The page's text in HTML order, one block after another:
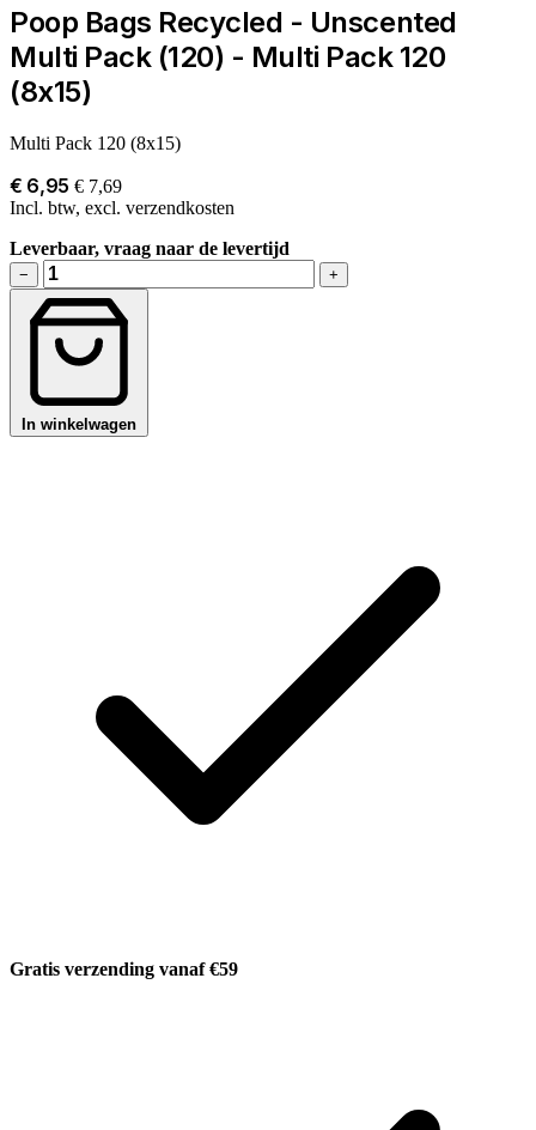
Poop Bags Recycled - Unscented
Multi Pack (120) - Multi Pack 120
(8x15)
Multi Pack 120 (8x15)
€ 6,95 € 7,69
Incl. btw, excl. verzendkosten
Leverbaar, vraag naar de levertijd
− +
In winkelwagen
Gratis verzending vanaf €59